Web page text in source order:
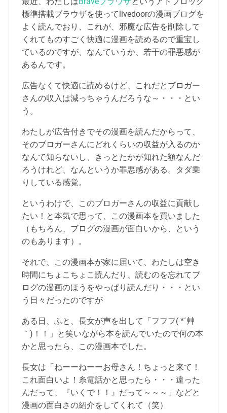
標準搭載ブラウザを使ってlivedoorの漫画ブログを
よく読んでおり、これが、邪魔な広告を削除して
くれてものすごく快適に漫画を読めるので重宝し
ているのですが、なんていうか、若干の罪悪感が
あるんです。
広告なくて快適に読めるけど、これだとブロガー
さんの収入は減っちゃうんだろうな～・・・とい
う。
わたしが広告付きでその漫画を読んだからって、
そのブロガーさんにどれくらいの収益が入るのか
なんて知らないし、きっとたかが知れた額なんだ
ろうけれど、なんというか罪悪感がある。タダ乗
りしている感覚。
というわけで、このブロガーさんの収益に貢献し
たい！と本気で思って、この漫画本を買いました
（もちろん、ブログの漫画が面白いから、という
のもあります）。
それで、この漫画本が家に届いて、わたしは空き
時間にちょこちょこ読んだり、読むのを忘れてブ
ログの漫画のほうをやっぱり読んだり・・・とい
う日々だったのですが
ある日、ふと、長女が声を出して「フフフ( *´艸
｀)！！」と笑いながら本を読んでいたので何の本
かと思ったら、この漫画本でした。
長女は「ねーーねーーお母さん！ちょっと来て！
これ面白いよ！糸電話かと思ったら・・・違った
んだって、『いくで！！』だって～～～」などと
漫画の面白さの紹介をしてくれて（笑）